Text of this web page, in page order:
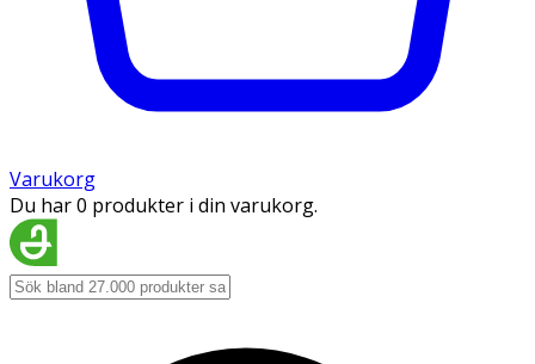
Varukorg
Du har 0 produkter i din varukorg.